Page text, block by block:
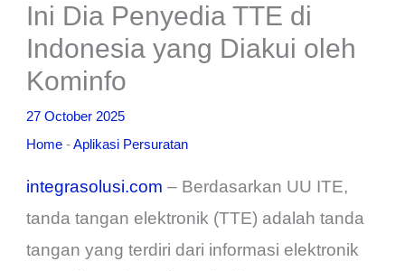
Ini Dia Penyedia TTE di
Indonesia yang Diakui oleh
Kominfo
27 October 2025
Home -Aplikasi Persuratan
integrasolusi.com – Berdasarkan UU ITE,
tanda tangan elektronik (TTE) adalah tanda
tangan yang terdiri dari informasi elektronik